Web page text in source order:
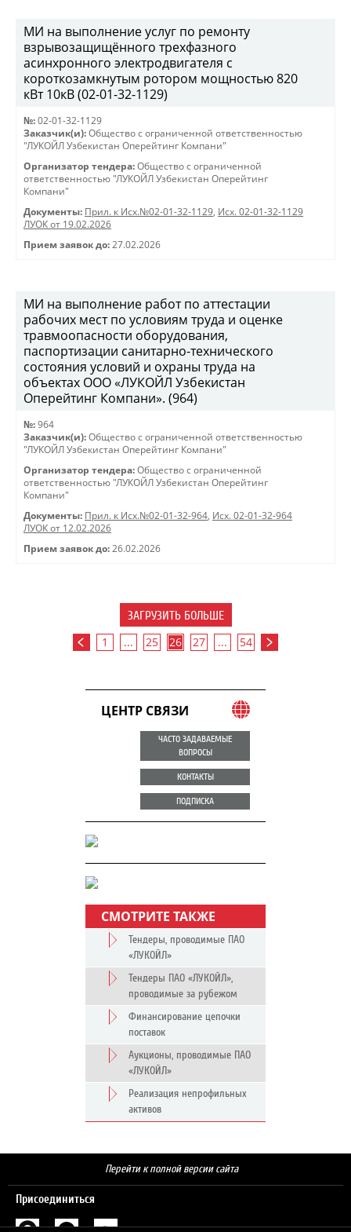
МИ на выполнение услуг по ремонту
взрывозащищённого трехфазного
асинхронного электродвигателя с
короткозамкнутым ротором мощностью 820
кВт 10кВ (02-01-32-1129)
№: 02-01-32-1129
Заказчик(и): Общество с ограниченной ответственностью
"ЛУКОЙЛ Узбекистан Оперейтинг Компани"
Организатор тендера: Общество с ограниченной
ответственностью "ЛУКОЙЛ Узбекистан Оперейтинг
Компани"
Документы: Прил. к Исх.№02-01-32-1129, Исх. 02-01-32-1129
ЛУОК от 19.02.2026
Прием заявок до: 27.02.2026
МИ на выполнение работ по аттестации
рабочих мест по условиям труда и оценке
травмоопасности оборудования,
паспортизации санитарно-технического
состояния условий и охраны труда на
объектах ООО «ЛУКОЙЛ Узбекистан
Оперейтинг Компани». (964)
№: 964
Заказчик(и): Общество с ограниченной ответственностью
"ЛУКОЙЛ Узбекистан Оперейтинг Компани"
Организатор тендера: Общество с ограниченной
ответственностью "ЛУКОЙЛ Узбекистан Оперейтинг
Компани"
Документы: Прил. к Исх.№02-01-32-964, Исх. 02-01-32-964
ЛУОК от 12.02.2026
Прием заявок до: 26.02.2026
ЗАГРУЗИТЬ БОЛЬШЕ
1 ... 25 26 27 ... 54
ЦЕНТР СВЯЗИ
ЧАСТО ЗАДАВАЕМЫЕ
ВОПРОСЫ
КОНТАКТЫ
ПОДПИСКА
СМОТРИТЕ ТАКЖЕ
Тендеры, проводимые ПАО
«ЛУКОЙЛ»
Тендеры ПАО «ЛУКОЙЛ»,
проводимые за рубежом
Финансирование цепочки
поставок
Аукционы, проводимые ПАО
«ЛУКОЙЛ»
Реализация непрофильных
активов
Перейти к полной версии сайта
Присоединиться